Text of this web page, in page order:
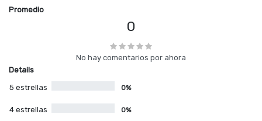
Promedio
0
No hay comentarios por ahora
Details
5 estrellas
0%
4 estrellas 0%